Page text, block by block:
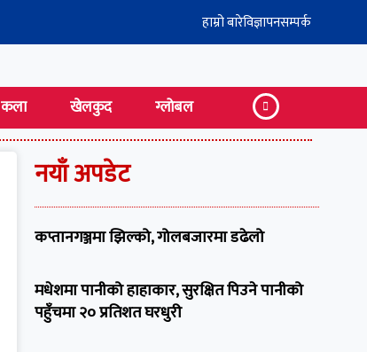
हाम्रो बारेविज्ञापनसम्पर्क
कला खेलकुद ग्लोबल
नयाँ अपडेट
कप्तानगञ्जमा झिल्को, गोलबजारमा डढेलो
मधेशमा पानीको हाहाकार, सुरक्षित पिउने पानीको
पहुँचमा २० प्रतिशत घरधुरी